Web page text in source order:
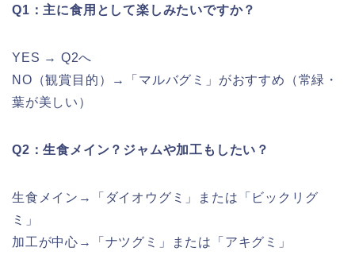
Q1：主に食用として楽しみたいですか？
YES → Q2へ
NO（観賞目的）→「マルバグミ」がおすすめ（常緑・
葉が美しい）
Q2：生食メイン？ジャムや加工もしたい？
生食メイン→「ダイオウグミ」または「ビックリグ
ミ」
加工が中心→「ナツグミ」または「アキグミ」